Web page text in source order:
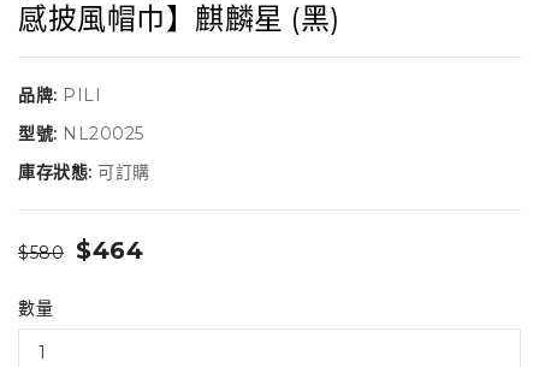
感披風帽巾】麒麟星 (黑)
品牌: PILI
型號: NL20025
庫存狀態: 可訂購
$580 $464
數量